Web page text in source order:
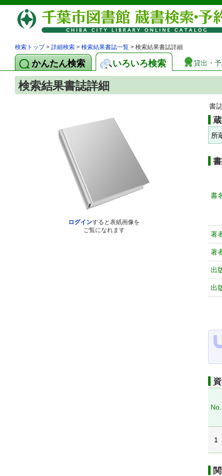
検索トップ> 詳細検索 > 検索結果書誌一覧 > 検索結果書誌詳細
かんたん検索 いろいろ検索 貸出・
検索結果書誌詳細
ログインすると表紙画像を
ご覧になれます
書
所
書
著
著
出
出
No.
1